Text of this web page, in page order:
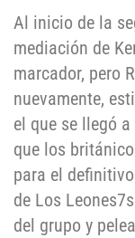
Al inicio de la
mediación de
marcador, pero
nuevamente,
el que se llegó
que los
para el
de Los
del grupo y